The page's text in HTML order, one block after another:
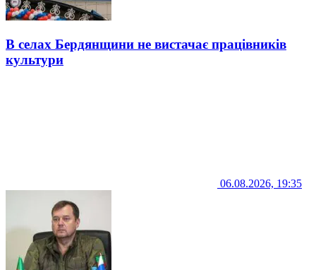
В селах Бердянщини не вистачає працівників
культури
06.08.2026, 19:35